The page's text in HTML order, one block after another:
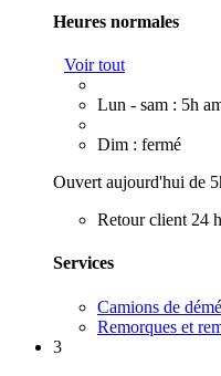
Heures normales
Voir tout
Lun - sam : 5h
Dim : fermé
Ouvert aujourd'hui de
Retour client 24
Services
Camions de
Remorques et
3